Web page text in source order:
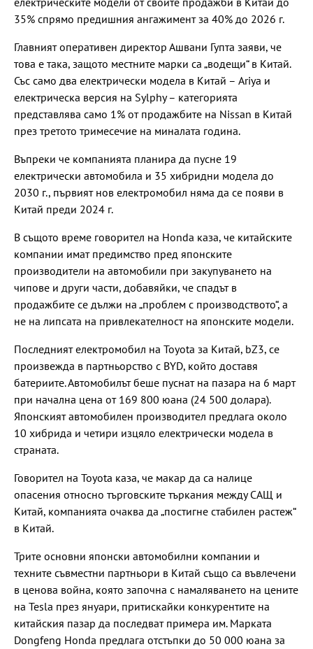
35% спрямо предишния ангажимент за 40% до 2026 г.
Главният оперативен директор Ашвани Гупта заяви, че
това е така, защото местните марки са „водещи“ в Китай.
Със само два електрически модела в Китай – Ariya и
електрическа версия на Sylphy – категорията
представлява само 1% от продажбите на Nissan в Китай
през третото тримесечие на миналата година.
Въпреки че компанията планира да пусне 19
електрически автомобила и 35 хибридни модела до
2030 г., първият нов електромобил няма да се появи в
Китай преди 2024 г.
В същото време говорител на Honda каза, че китайските
компании имат предимство пред японските
производители на автомобили при закупуването на
чипове и други части, добавяйки, че спадът в
продажбите се дължи на „проблем с производството“, а
не на липсата на привлекателност на японските модели.
Последният електромобил на Toyota за Китай, bZ3, се
произвежда в партньорство с BYD, който доставя
батериите. Автомобилът беше пуснат на пазара на 6 март
при начална цена от 169 800 юана (24 500 долара).
Японският автомобилен производител предлага около
10 хибрида и четири изцяло електрически модела в
страната.
Говорител на Toyota каза, че макар да са налице
опасения относно търговските търкания между САЩ и
Китай, компанията очаква да „постигне стабилен растеж“
в Китай.
Трите основни японски автомобилни компании и
техните съвместни партньори в Китай също са въвлечени
в ценова война, която започна с намаляването на цените
на Tesla през януари, притискайки конкурентите на
китайския пазар да последват примера им. Марката
Dongfeng Honda предлага отстъпки до 50 000 юана за